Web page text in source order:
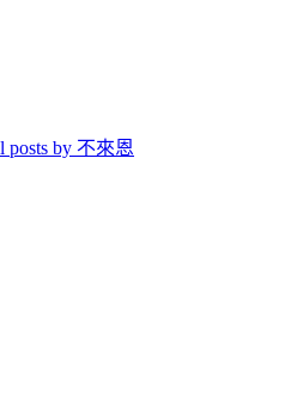
posts by 不來恩